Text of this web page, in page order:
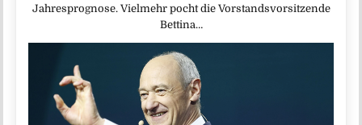
Jahresprognose. Vielmehr pocht die Vorstandsvorsitzende
Bettina…